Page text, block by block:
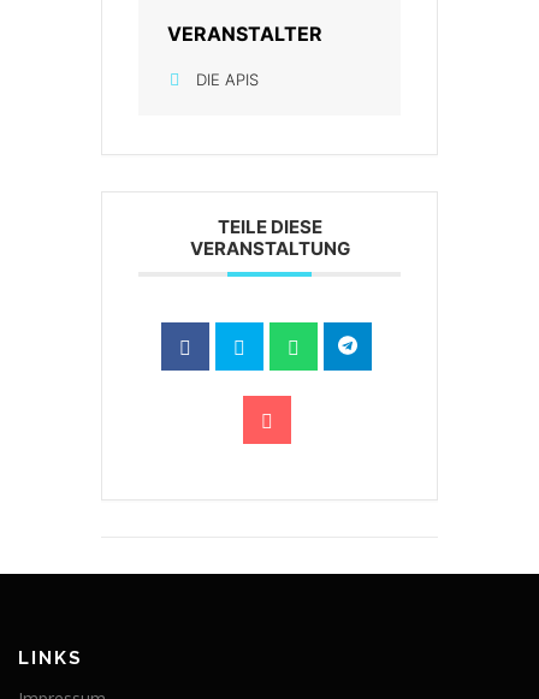
VERANSTALTER
DIE APIS
TEILE DIESE
VERANSTALTUNG
LINKS